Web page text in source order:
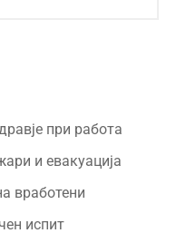
при работа
и евакуација
вработени
испит